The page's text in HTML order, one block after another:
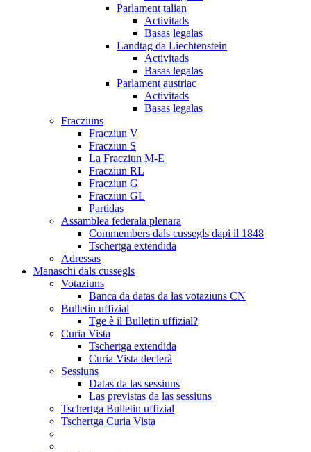
Parlament talian
Activitads
Basas legalas
Landtag da Liechtenstein
Activitads
Basas legalas
Parlament austriac
Activitads
Basas legalas
Fracziuns
Fracziun V
Fracziun S
La Fracziun M-E
Fracziun RL
Fracziun G
Fracziun GL
Partidas
Assamblea federala plenara
Commembers dals cussegls dapi il 1848
Tschertga extendida
Adressas
Manaschi dals cussegls
Votaziuns
Banca da datas da las votaziuns CN
Bulletin uffizial
Tge è il Bulletin uffizial?
Curia Vista
Tschertga extendida
Curia Vista declerà
Sessiuns
Datas da las sessiuns
Las previstas da las sessiuns
Tschertga Bulletin uffizial
Tschertga Curia Vista